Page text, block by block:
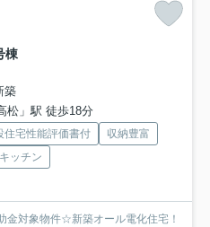
棟
築
松」駅 徒歩18分
住宅性能評価書付
収納豊富
ッチン
金対象物件☆新築オール電化住宅！